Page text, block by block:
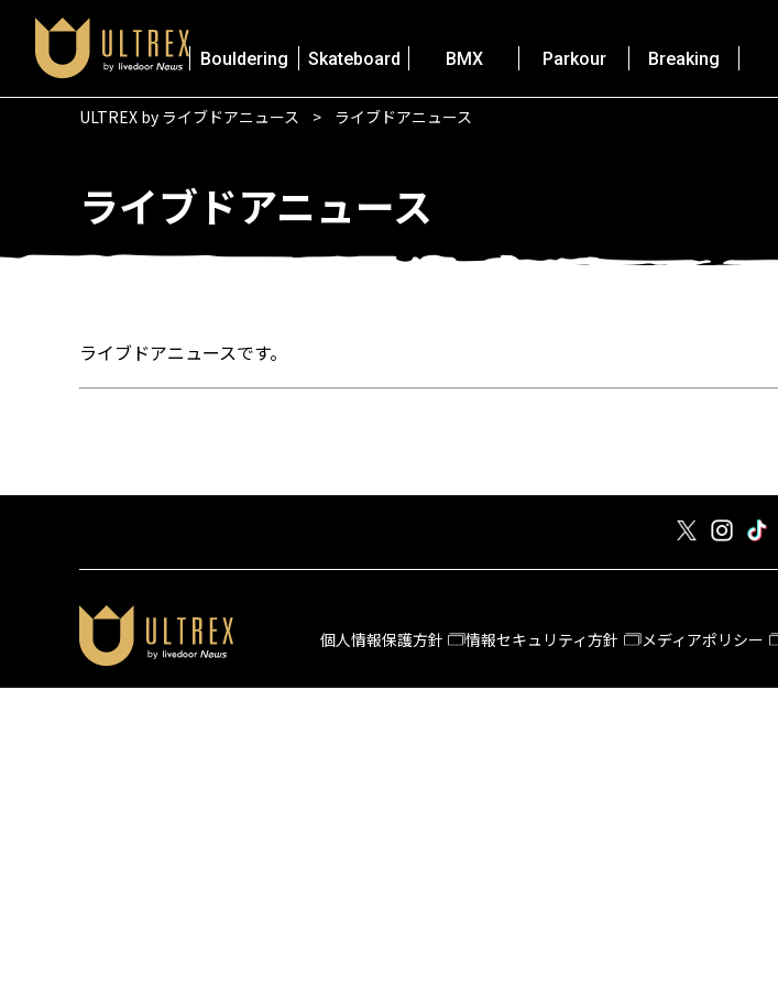
Bouldering Skateboard BMX Parkour Breaking
ULTREX by ライブドアニュース ライブドアニュース
ライブドアニュース
ライブドアニュースです。
個人情報保護方針 情報セキュリティ方針 メディアポリシー